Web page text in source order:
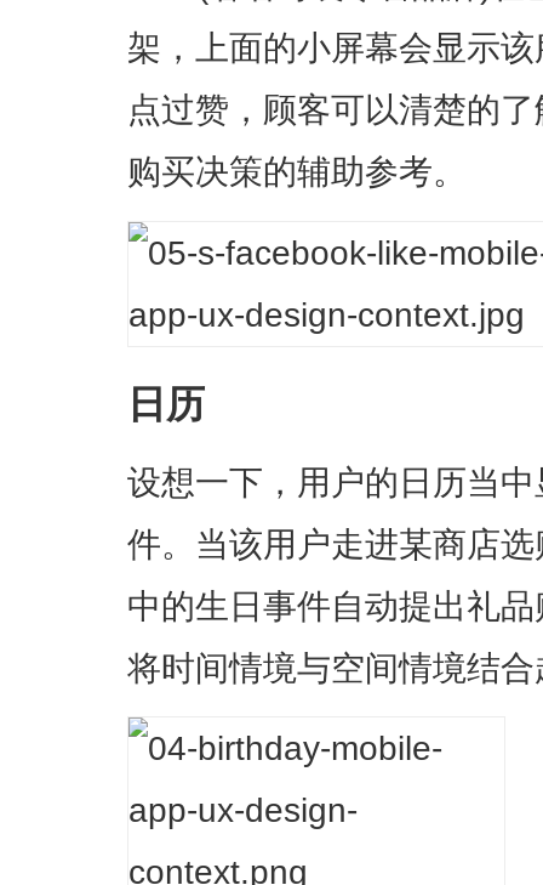
架，上面的小屏幕会显示
点过赞，顾客可以清楚的
购买决策的辅助参考。
日历
设想一下，用户的日历当
件。当该用户走进某商店
中的生日事件自动提出礼
将时间情境与空间情境结